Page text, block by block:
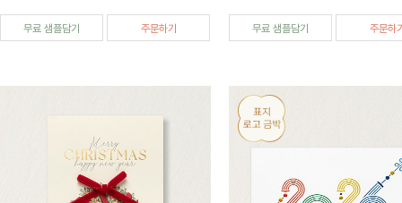
무료 샘플담기 주문하기 무료 샘플담기 주문하